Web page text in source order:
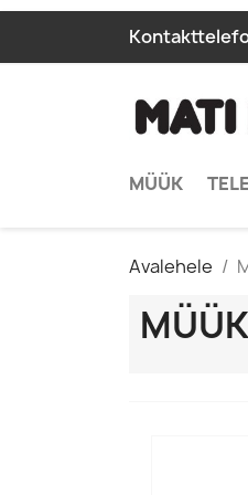
MÜÜK
Avalehele
MÜÜK